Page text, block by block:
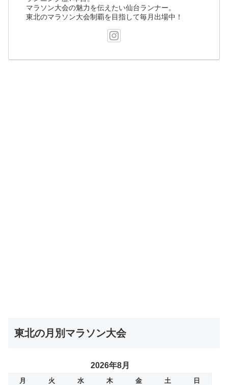
マラソン大会の魅力を伝えたい仙台ランナー。
東北のマラソン大会制覇を目指して毎月出場中！
東北の月別マラソン大会
2026年8月
月 火 水 木 金 土
日